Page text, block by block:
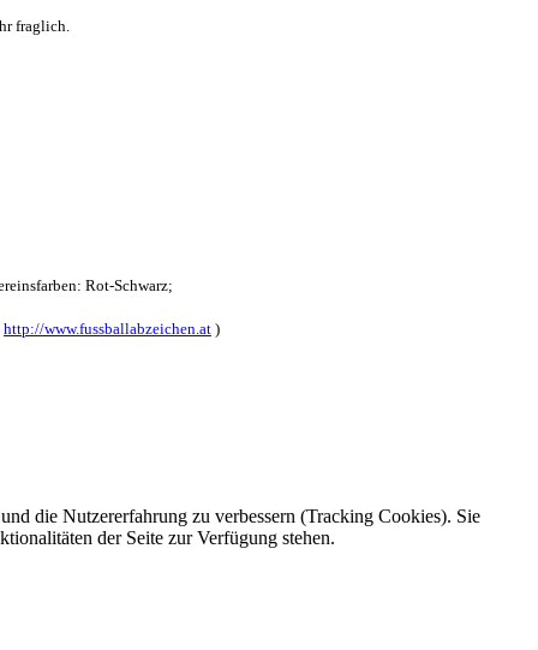
die Nutzererfahrung zu verbessern (Tracking Cookies). Sie
der Seite zur Verfügung stehen.
fraglich.
Rot-Schwarz;
http://www.fussballabzeichen.at )